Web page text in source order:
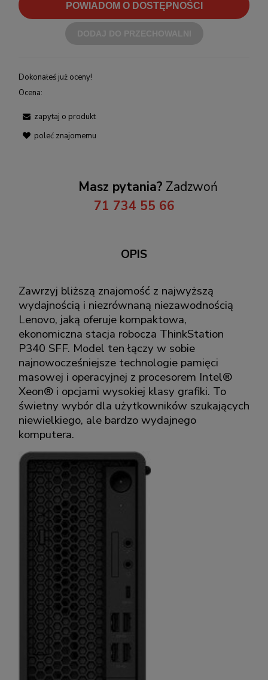
POWIADOM O DOSTĘPNOŚCI
Dokonałeś już oceny!
Ocena:
zapytaj o produkt
poleć znajomemu
Masz pytania? Zadzwoń
71 734 55 66
OPIS
Zawrzyj bliższą znajomość z najwyższą
wydajnością i niezrównaną niezawodnością
Lenovo, jaką oferuje kompaktowa,
ekonomiczna stacja robocza ThinkStation
P340 SFF. Model ten łączy w sobie
najnowocześniejsze technologie pamięci
masowej i operacyjnej z procesorem Intel®
Xeon® i opcjami wysokiej klasy grafiki. To
świetny wybór dla użytkowników szukających
niewielkiego, ale bardzo wydajnego
komputera.